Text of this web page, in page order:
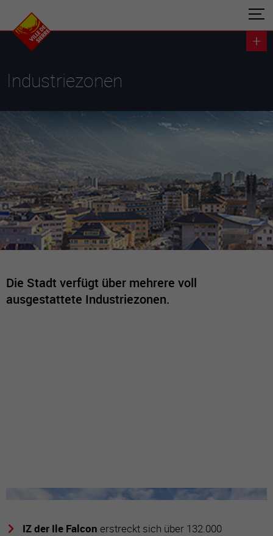
Industriezonen
Die Stadt verfügt über mehrere voll
ausgestattete Industriezonen.
IZ der Ile Falcon erstreckt sich über 132.000